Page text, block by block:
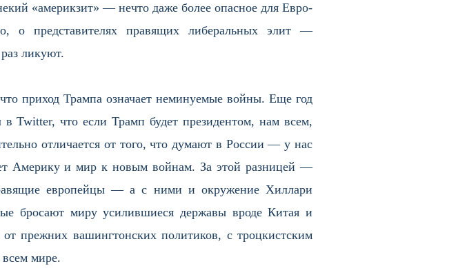
«америкзит» — нечто даже более опасное для Евро-
о представителях правящих либеральных элит —
ликуют.
приход Трампа означает неминуемые войны. Еще год
Twitter, что если Трамп будет президентом, нам всем,
отличается от того, что думают в России — у нас
Америку и мир к новым войнам. За этой разницей —
европейцы — а с ними и окружение Хиллари
бросают миру усилившиеся державы вроде Китая и
прежних вашингтонских политиков, с троцкистским
мире.